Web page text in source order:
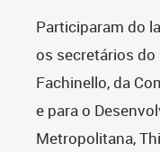
Participaram do
os secretários do
Fachinello, da
e para o
Metropolitana,